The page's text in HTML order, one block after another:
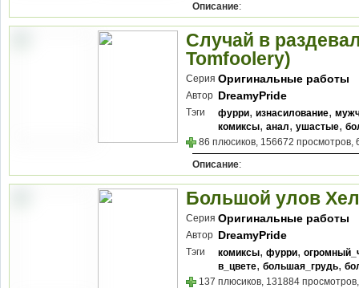
Описание:
Случай в
Tomfoolery)
Серия Оригинальные работы
Автор DreamyPride
Тэги фурри, изнасилование,
комиксы, анал, ушастые,
86 плюсиков, 156672 просмотров,
Описание:
Большой улов
Серия Оригинальные работы
Автор DreamyPride
Тэги комиксы, фурри,
в_цвете, большая_грудь,
137 плюсиков, 131884